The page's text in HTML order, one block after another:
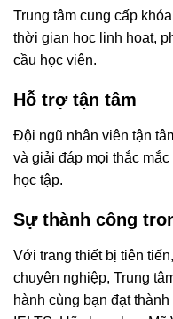
Trung tâm cung cấp
thời gian học linh hoạt,
cầu học viên.
Hỗ trợ tận tâm
Đội ngũ nhân viên tận
và giải đáp mọi thắc
học tập.
Sự thành công
Với trang thiết bị tiên
chuyên nghiệp, Trung
hành cùng bạn đạt